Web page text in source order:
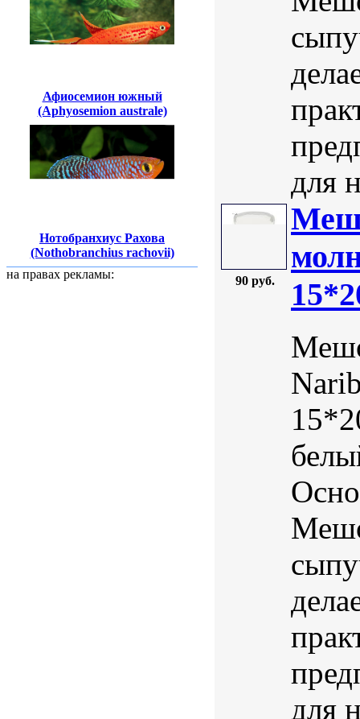
Афиосемион южный
(Aphyosemion australe)
Нотобранхиус Рахова
(Nothobranchius rachovii)
на правах рекламы:
для
90 руб.
для